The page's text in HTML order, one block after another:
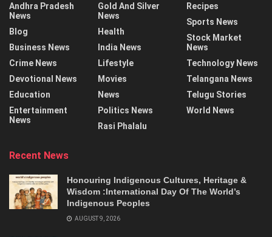
Andhra Pradesh
News
Blog
Business News
Crime News
Devotional News
Education
Entertainment
News
Gold And Silver
News
Health
India News
Lifestyle
Movies
News
Politics News
Rasi Phalalu
Recipes
Sports News
Stock Market
News
Technology News
Telangana News
Telugu Stories
World News
Recent News
Honouring Indigenous Cultures, Heritage &
Wisdom :International Day Of The World’s
Indigenous Peoples
AUGUST 9, 2026